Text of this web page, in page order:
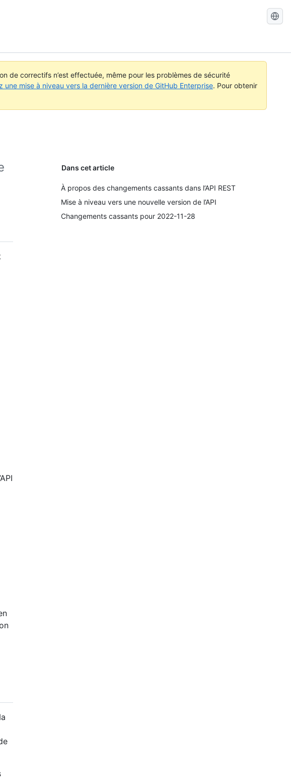
Docs
de correctifs n’est effectuée, même pour les problèmes de sécurité
une mise à niveau vers la dernière version de GitHub Enterprise. Pour obtenir
Dans cet article
À propos des changements cassants dans l’API REST
Mise à niveau vers une nouvelle version de l’API
Changements cassants pour 2022-11-28